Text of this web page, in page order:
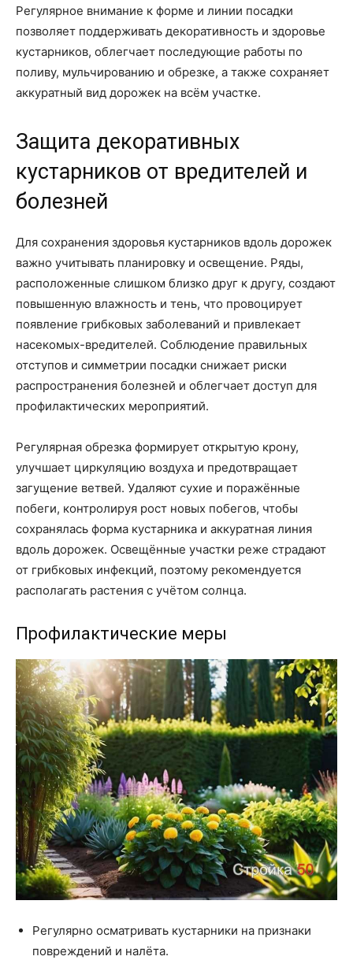
Регулярное внимание к форме и линии посадки
позволяет поддерживать декоративность и здоровье
кустарников, облегчает последующие работы по
поливу, мульчированию и обрезке, а также сохраняет
аккуратный вид дорожек на всём участке.
Защита декоративных
кустарников от вредителей и
болезней
Для сохранения здоровья кустарников вдоль дорожек
важно учитывать планировку и освещение. Ряды,
расположенные слишком близко друг к другу, создают
повышенную влажность и тень, что провоцирует
появление грибковых заболеваний и привлекает
насекомых-вредителей. Соблюдение правильных
отступов и симметрии посадки снижает риски
распространения болезней и облегчает доступ для
профилактических мероприятий.
Регулярная обрезка формирует открытую крону,
улучшает циркуляцию воздуха и предотвращает
загущение ветвей. Удаляют сухие и поражённые
побеги, контролируя рост новых побегов, чтобы
сохранялась форма кустарника и аккуратная линия
вдоль дорожек. Освещённые участки реже страдают
от грибковых инфекций, поэтому рекомендуется
располагать растения с учётом солнца.
Профилактические меры
Регулярно осматривать кустарники на признаки
повреждений и налёта.